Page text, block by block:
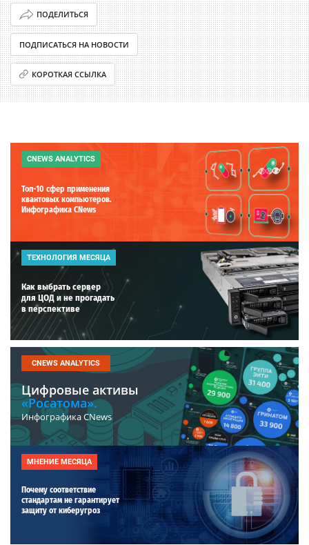
ПОДЕЛИТЬСЯ
ПОДПИСАТЬСЯ НА НОВОСТИ
КОРОТКАЯ ССЫЛКА
CNEWS ANALYTICS
Топ-10 сфер применения
квантовых компьютеров.
Инфографика CNews
ТЕХНОЛОГИЯ МЕСЯЦА
Как выбрать сервер
для ЦОД и не прогадать
в перспективе
CNEWS ANALYTICS
Цифровые активы
«Росатома».
Инфографика CNews
МНЕНИЕ МЕСЯЦА
Почему соответствие
стандартам не гарантирует
защиту от киберугроз